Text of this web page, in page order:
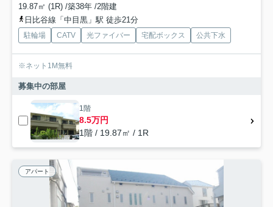
19.87㎡ (1R) /築38年 /2階建
日比谷線「中目黒」駅 徒歩21分
駐輪場 CATV 光ファイバー 宅配ボックス 公共下水
※ネット1M無料
募集中の部屋
1階
8.5万円
1階 / 19.87㎡ / 1R
アパート